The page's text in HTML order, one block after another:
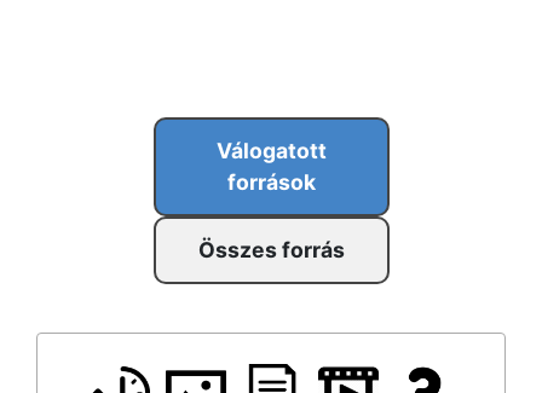
Válogatott
források
Összes forrás